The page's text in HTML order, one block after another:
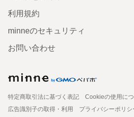
利用規約
minneのセキュリティ
お問い合わせ
特定商取引法に基づく表記
Cookieの使用に
広告識別子の取得・利用
プライバシーポリシ